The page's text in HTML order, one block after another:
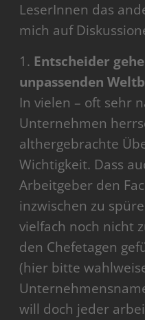
LeserInnen das
mich auf
1. Entscheider
unpassenden
In vielen – oft sehr
Unternehmen
althergebrachte
Wichtigkeit. Dass
Arbeitgeber den
inzwischen zu
vielfach noch nicht
den Chefetagen
(hier bitte
will doch jeder